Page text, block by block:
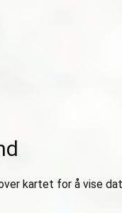
kartet for å vise